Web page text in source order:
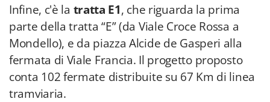
Infine, c'è la tratta E1, che riguarda la prima
parte della tratta “E” (da Viale Croce Rossa a
Mondello), e da piazza Alcide de Gasperi alla
fermata di Viale Francia. Il progetto proposto
conta 102 fermate distribuite su 67 Km di linea
tramviaria.